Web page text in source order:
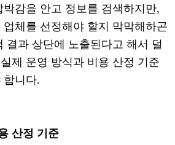
감을 안고 정보를 검색하지만,
체를 선정해야 할지 막막해하곤
결과 상단에 노출된다고 해서 덜
제 운영 방식과 비용 산정 기준
합니다.
산정 기준